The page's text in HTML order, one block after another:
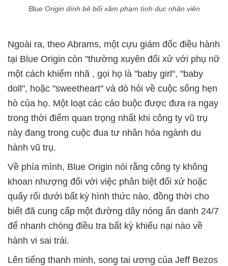
Blue Origin dính bê bối xâm phạm tình dục nhân viên
Ngoài ra, theo Abrams, một cựu giám đốc điều hành
tại Blue Origin còn "thường xuyên đối xử với phụ nữ
một cách khiếm nhã , gọi họ là "baby girl", "baby
doll", hoặc "sweetheart" và dò hỏi về cuộc sống hẹn
hò của họ. Một loạt các cáo buộc được đưa ra ngay
trong thời điểm quan trọng nhất khi công ty vũ trụ
này đang trong cuộc đua tư nhân hóa ngành du
hành vũ trụ.
Về phía mình, Blue Origin nói rằng công ty không
khoan nhượng đối với việc phân biệt đối xử hoặc
quấy rối dưới bất kỳ hình thức nào, đồng thời cho
biết đã cung cấp một đường dây nóng ẩn danh 24/7
để nhanh chóng điều tra bất kỳ khiếu nại nào về
hành vi sai trái.
Lên tiếng thanh minh, song tai ương của Jeff Bezos